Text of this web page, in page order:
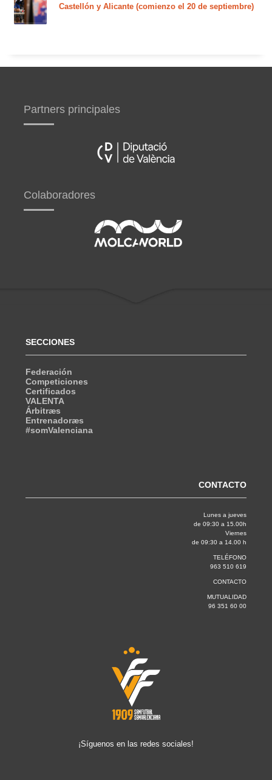
Castellón y Alicante (comienzo el 20 de septiembre)
Partners principales
Colaboradores
SECCIONES
Federación
Competiciones
Certificados
VALENTA
Árbitræs
Entrenadoræs
#somValenciana
CONTACTO
Lunes a jueves
de 09:30 a 15.00h
Viernes
de 09:30 a 14.00 h
TELÉFONO
963 510 619
CONTACTO
MUTUALIDAD
96 351 60 00
¡Síguenos en las redes sociales!